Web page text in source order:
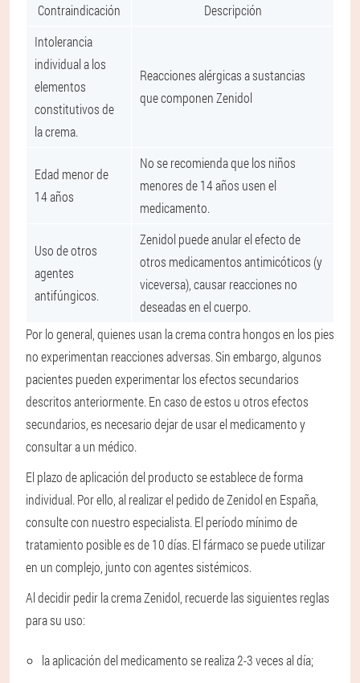
Contraindicación
Descripción
Intolerancia
individual a los
elementos
constitutivos de
la crema.
Reacciones alérgicas a sustancias
que componen Zenidol
Edad menor de
14 años
No se recomienda que los niños
menores de 14 años usen el
medicamento.
Uso de otros
agentes
antifúngicos.
Zenidol puede anular el efecto de
otros medicamentos antimicóticos (y
viceversa), causar reacciones no
deseadas en el cuerpo.
Por lo general, quienes usan la crema contra hongos en los pies
no experimentan reacciones adversas. Sin embargo, algunos
pacientes pueden experimentar los efectos secundarios
descritos anteriormente. En caso de estos u otros efectos
secundarios, es necesario dejar de usar el medicamento y
consultar a un médico.
El plazo de aplicación del producto se establece de forma
individual. Por ello, al realizar el pedido de Zenidol en España,
consulte con nuestro especialista. El período mínimo de
tratamiento posible es de 10 días. El fármaco se puede utilizar
en un complejo, junto con agentes sistémicos.
Al decidir pedir la crema Zenidol, recuerde las siguientes reglas
para su uso:
la aplicación del medicamento se realiza 2-3 veces al día;